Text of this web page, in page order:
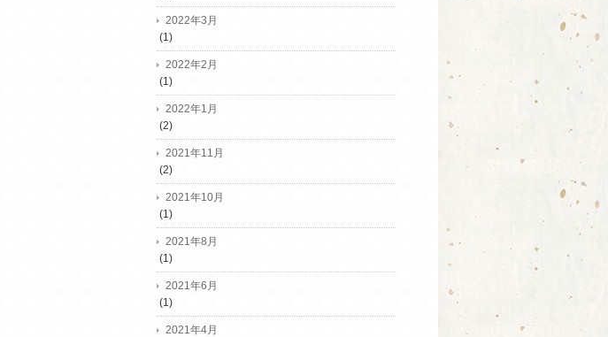
2022年3月
(1)
2022年2月
(1)
2022年1月
(2)
2021年11月
(2)
2021年10月
(1)
2021年8月
(1)
2021年6月
(1)
2021年4月